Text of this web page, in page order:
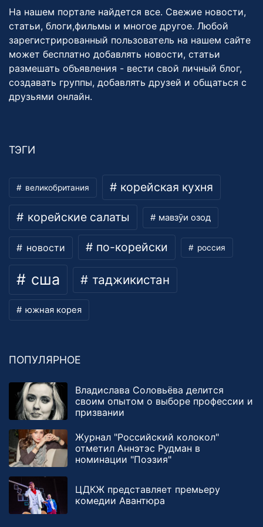
На нашем портале найдется все. Свежие новости,
статьи, блоги,фильмы и многое другое. Любой
зарегистрированный пользователь на нашем сайте
может бесплатно добавлять новости, статьи
размешать объявления - вести свой личный блог,
создавать группы, добавлять друзей и общаться с
друзьями онлайн.
ТЭГИ
великобритания корейская кухня
корейские салаты мавзӯи озод
новости по-корейски россия
сша таджикистан
южная корея
ПОПУЛЯРНОЕ
Владислава Соловьёва делится
своим опытом о выборе профессии и
призвании
Журнал "Российский колокол"
отметил Аннэтэс Рудман в
номинации "Поэзия"
ЦДКЖ представляет премьеру
комедии Авантюра